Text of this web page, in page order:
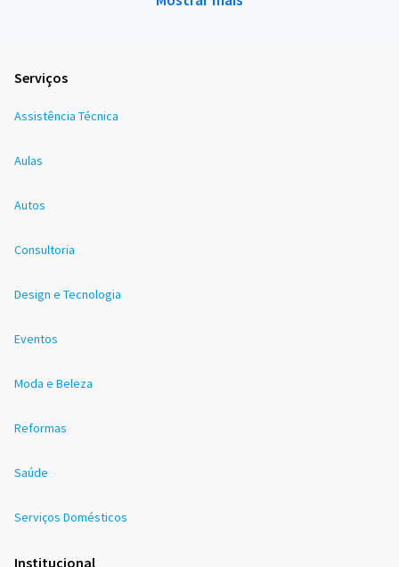
Serviços
Assistência Técnica
Aulas
Autos
Consultoria
Design e Tecnologia
Eventos
Moda e Beleza
Reformas
Saúde
Serviços Domésticos
Institucional